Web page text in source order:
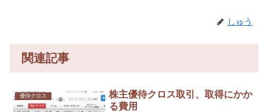
しゅう
関連記事
優待クロス
株主優待クロス取引、取得にかか
る費用